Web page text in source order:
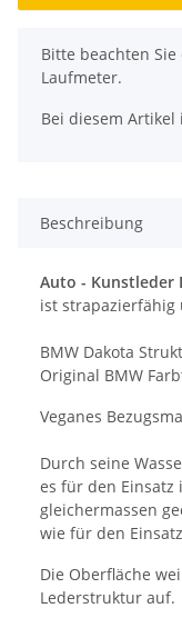
x
Bitte beachten
Laufmeter.
Bei diesem Artikel
Beschreibung
Auto - Kunstleder
ist
BMW Dakota
Original BMW
Veganes
Durch seine
es für den Einsatz
gleichermassen
wie für den
Die Oberfläche
Lederstruktur auf.